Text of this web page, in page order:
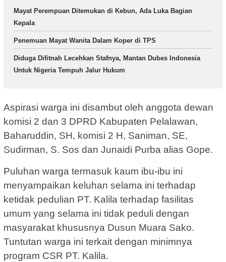
Mayat Perempuan Ditemukan di Kebun, Ada Luka Bagian
Kepala
Penemuan Mayat Wanita Dalam Koper di TPS
Diduga Difitnah Lecehkan Stafnya, Mantan Dubes Indonesia
Untuk Nigeria Tempuh Jalur Hukum
Aspirasi warga ini disambut oleh anggota dewan
komisi 2 dan 3 DPRD Kabupaten Pelalawan,
Baharuddin, SH, komisi 2 H, Saniman, SE,
Sudirman, S. Sos dan Junaidi Purba alias Gope.
Puluhan warga termasuk kaum ibu-ibu ini
menyampaikan keluhan selama ini terhadap
ketidak pedulian PT. Kalila terhadap fasilitas
umum yang selama ini tidak peduli dengan
masyarakat khususnya Dusun Muara Sako.
Tuntutan warga ini terkait dengan minimnya
program CSR PT. Kalila.